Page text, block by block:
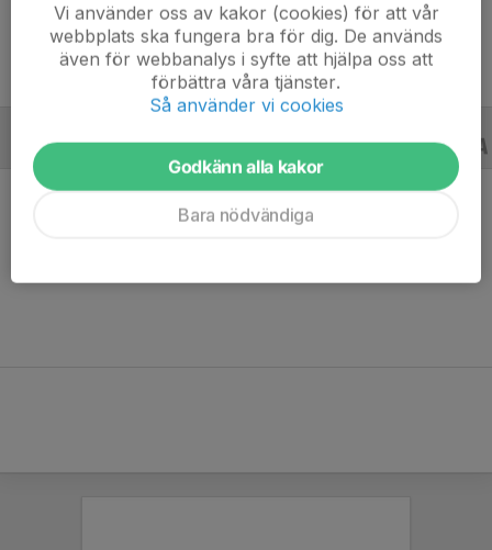
A-LAGSSERIER 15/16
Vi använder oss av kakor (cookies) för att vår
webbplats ska fungera bra för dig. De används
även för webbanalys i syfte att hjälpa oss att
förbättra våra tjänster.
Så använder vi cookies
Godkänn alla kakor
Bara nödvändiga